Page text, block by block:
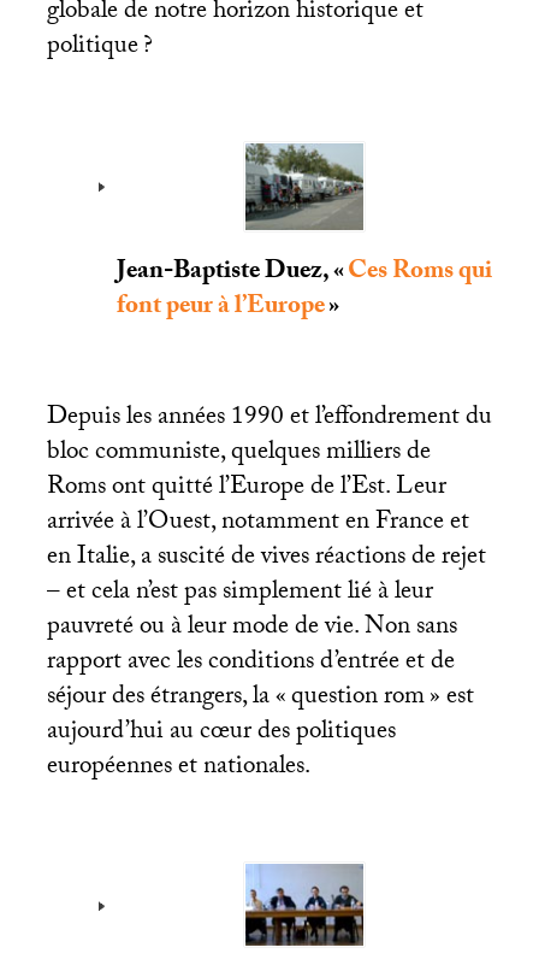
globale de notre horizon historique et
politique?
Jean-Baptiste Duez, «Ces Roms qui
font peur à l’Europe»
Depuis les années 1990 et l’effondrement du
bloc communiste, quelques milliers de
Roms ont quitté l’Europe de l’Est. Leur
arrivée à l’Ouest, notamment en France et
en Italie, a suscité de vives réactions de rejet
– et cela n’est pas simplement lié à leur
pauvreté ou à leur mode de vie. Non sans
rapport avec les conditions d’entrée et de
séjour des étrangers, la «question rom» est
aujourd’hui au cœur des politiques
européennes et nationales.